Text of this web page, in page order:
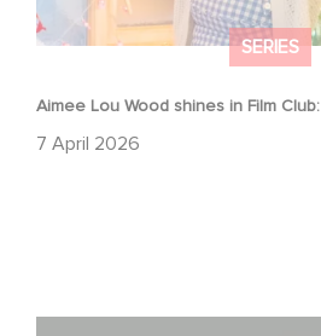
SERIES
Aimee Lou Wood shines in Film Club:
7 April 2026